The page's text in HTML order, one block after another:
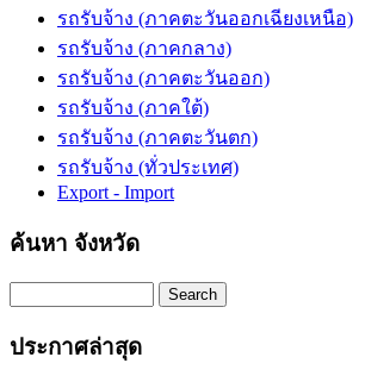
รถรับจ้าง (ภาคตะวันออกเฉียงเหนือ)
รถรับจ้าง (ภาคกลาง)
รถรับจ้าง (ภาคตะวันออก)
รถรับจ้าง (ภาคใต้)
รถรับจ้าง (ภาคตะวันตก)
รถรับจ้าง (ทั่วประเทศ)
Export - Import
ค้นหา จังหวัด
Search
ประกาศล่าสุด